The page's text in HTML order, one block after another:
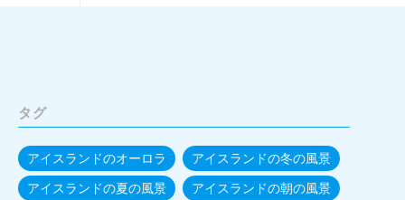
タグ
アイスランドのオーロラ アイスランドの冬の風景
アイスランドの夏の風景 アイスランドの朝の風景